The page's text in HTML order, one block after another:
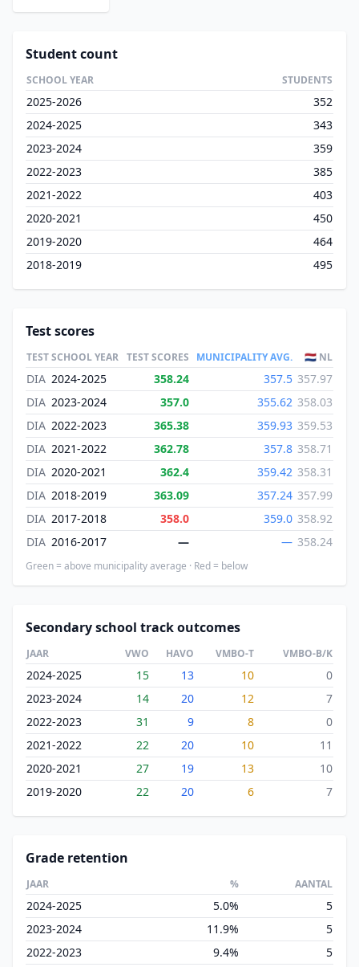
Student count
SCHOOL YEAR STUDENTS
2025-2026
352
2024-2025
343
2023-2024
359
2022-2023
385
2021-2022
403
2020-2021
450
2019-2020
464
2018-2019
495
Test scores
TESTSCHOOL YEAR TEST SCORES MUNICIPALITY AVG. 🇳🇱 NL
DIA 2024-2025 358.24 357.5 357.97
DIA 2023-2024 357.0 355.62 358.03
DIA 2022-2023 365.38 359.93 359.53
DIA 2021-2022 362.78 357.8 358.71
DIA 2020-2021 362.4 359.42 358.31
DIA 2018-2019 363.09 357.24 357.99
DIA 2017-2018 358.0 359.0 358.92
DIA 2016-2017 — — 358.24
Green = above municipality average · Red = below
Secondary school track outcomes
JAAR VWO HAVO VMBO-T VMBO-B/K
2024-2025 15 13 10
0
2023-2024
14 20 12
7
2022-2023
31 9 8
0
2021-2022
22 20 10
11
2020-2021
27 19 13
10
2019-2020
22 20 6 7
Grade retention
JAAR % AANTAL
2024-2025 5.0%
5
2023-2024
11.9%
5
2022-2023
9.4%
5